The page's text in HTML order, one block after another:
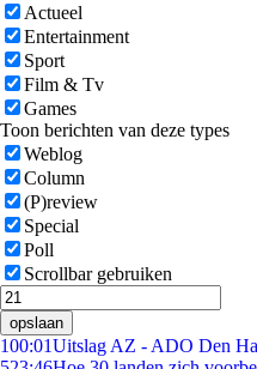
Actueel
Entertainment
Sport
Film & Tv
Games
Toon berichten van deze types
Weblog
Column
(P)review
Special
Poll
Scrollbar gebruiken
opslaan
100:01Uitslag AZ - ADO Den